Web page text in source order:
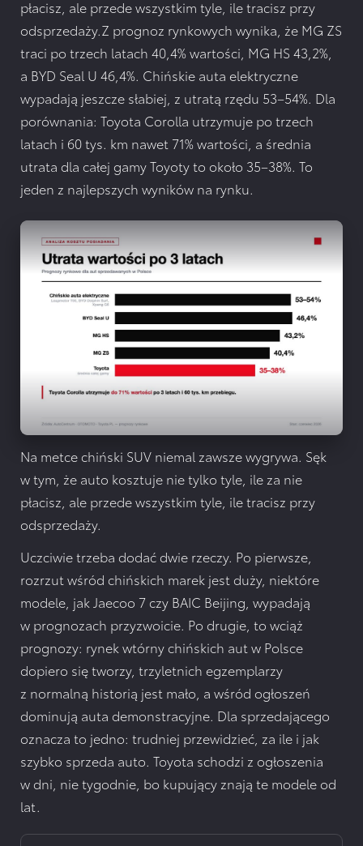
płacisz, ale przede wszystkim tyle, ile tracisz przy
odsprzedaży.Z prognoz rynkowych wynika, że MG ZS
traci po trzech latach 40,4% wartości, MG HS 43,2%,
a BYD Seal U 46,4%. Chińskie auta elektryczne
wypadają jeszcze słabiej, z utratą rzędu 53–54%. Dla
porównania: Toyota Corolla utrzymuje po trzech
latach i 60 tys. km nawet 71% wartości, a średnia
utrata dla całej gamy Toyoty to około 35–38%. To
jeden z najlepszych wyników na rynku.
Na metce chiński SUV niemal zawsze wygrywa. Sęk
w tym, że auto kosztuje nie tylko tyle, ile za nie
płacisz, ale przede wszystkim tyle, ile tracisz przy
odsprzedaży.
Uczciwie trzeba dodać dwie rzeczy. Po pierwsze,
rozrzut wśród chińskich marek jest duży, niektóre
modele, jak Jaecoo 7 czy BAIC Beijing, wypadają
w prognozach przyzwoicie. Po drugie, to wciąż
prognozy: rynek wtórny chińskich aut w Polsce
dopiero się tworzy, trzyletnich egzemplarzy
z normalną historią jest mało, a wśród ogłoszeń
dominują auta demonstracyjne. Dla sprzedającego
oznacza to jedno: trudniej przewidzieć, za ile i jak
szybko sprzeda auto. Toyota schodzi z ogłoszenia
w dni, nie tygodnie, bo kupujący znają te modele od
lat.